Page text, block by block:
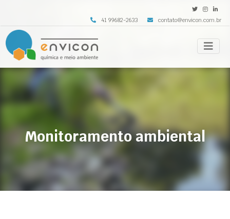
41 99682-2633 contato@envicon.com.br
Monitoramento ambiental